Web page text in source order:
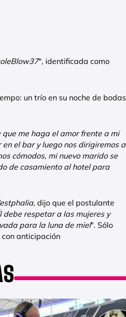
", identificada como
un trío en su noche de bodas
me haga el amor frente a mi
el bar y luego nos dirigiremos a
cómodos, mi nuevo marido se
de casamiento al hotel para
, dijo que el postulante
debe respetar a las mujeres y
para la luna de miel". Sólo
anticipación